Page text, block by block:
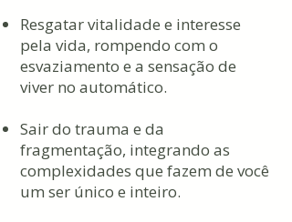
Resgatar vitalidade e interesse
pela vida, rompendo com o
esvaziamento e a sensação de
viver no automático.
Sair do trauma e da
fragmentação, integrando as
complexidades que fazem de você
um ser único e inteiro.